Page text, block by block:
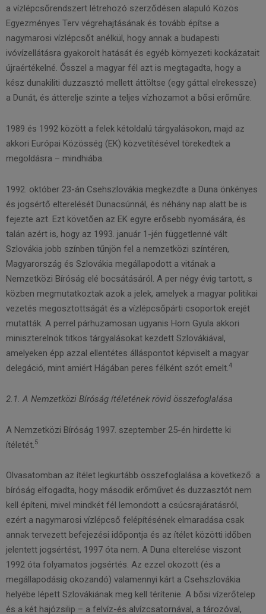
a vízlépcsőrendszert létrehozó szerződésen alapuló Közös
Egyezményes Terv végrehajtásának és tovább építse a
nagymarosi vízlépcsőt anélkül, hogy annak a budapesti
ivóvízellátásra gyakorolt hatását és egyéb környezeti kockázatait
újraértékelné. Ősszel a magyar fél azt is megtagadta, hogy a
kész dunakiliti duzzasztó mellett áttöltse (egy gáttal elrekessze)
a Dunát, és átterelje szinte a teljes vízhozamot a bősi erőműre.
1989 és 1992 között a felek kétoldalú tárgyalásokon, majd az
akkori Európai Közösség (EK) közvetítésével törekedtek a
megoldásra – mindhiába.
1992. október 23-án Csehszlovákia megkezdte a Duna önkényes
és jogsértő elterelését Dunacsúnnál, és néhány nap alatt be is
fejezte azt. Ezt követően az EK egyre erősebb nyomására, és
talán azért is, hogy az 1993. január 1-jén függetlenné vált
Szlovákia jobb színben tűnjön fel a nemzetközi színtéren,
Magyarország és Szlovákia megállapodott a vitának a
Nemzetközi Bíróság elé bocsátásáról. A per négy évig tartott, s
közben megmutatkoztak azok a jelek, amelyek a magyar politikai
vezetés megosztottságát és a vízlépcsőpárti csoportok erejét
mutatták. A perrel párhuzamosan ugyanis Horn Gyula akkori
miniszterelnök titkos tárgyalásokat kezdett Szlovákiával,
amelyeken épp azzal ellentétes álláspontot képviselt a magyar
delegáció, mint amiért Hágában peres félként szót emelt.4
2.1. A Nemzetközi Bíróság ítéletének rövid összefoglalása
A Nemzetközi Bíróság 1997. szeptember 25-én hirdette ki
ítéletét. 5
Olvasatomban az ítélet legkurtább összefoglalása a következő: a
bíróság elfogadta, hogy második erőművet és duzzasztót nem
kell építeni, mivel mindkét fél lemondott a csúcsrajáratásról,
ezért a nagymarosi vízlépcső felépítésének elmaradása csak
annak tervezett befejezési időpontja és az ítélet közötti időben
jelentett jogsértést, 1997 óta nem. A Duna elterelése viszont
1992 óta folyamatos jogsértés. Az ezzel okozott (és a
megállapodásig okozandó) valamennyi kárt a Csehszlovákia
helyébe lépett Szlovákiának meg kell térítenie. A bősi vízerőtelep
és a két hajózsilip – a felvíz-és alvízcsatornával, a tározóval,